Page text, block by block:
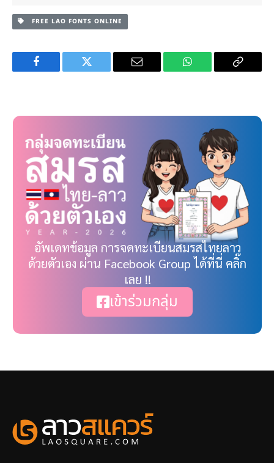
FREE LAO FONTS ONLINE
Facebook Twitter Email WhatsApp Copy
อัพเดทข้อมูล การจดทะเบียนสมรสไทยลาว
ด้วยตัวเอง ผ่าน Facebook Group ได้ที่นี่ คลิ๊ก
เลย !!
เข้าร่วมกลุ่ม